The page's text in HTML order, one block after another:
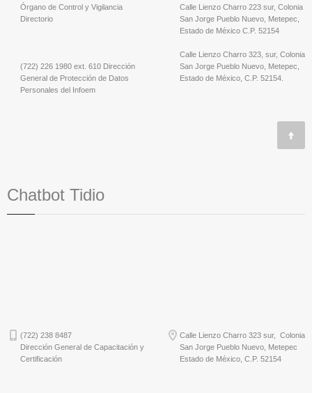
Órgano de Control y Vigilancia
Directorio
(722) 226 1980 ext. 610 Dirección
General de Protección de Datos
Personales del Infoem
Calle Lienzo Charro 223 sur, Colonia
San Jorge Pueblo Nuevo, Metepec,
Estado de México C.P. 52154
Calle Lienzo Charro 323, sur, Colonia
San Jorge Pueblo Nuevo, Metepec,
Estado de México, C.P. 52154.
Chatbot Tidio
(722) 238 8487
Dirección General de Capacitación y
Certificación
Calle Lienzo Charro 323 sur, Colonia
San Jorge Pueblo Nuevo, Metepec
Estado de México, C.P. 52154